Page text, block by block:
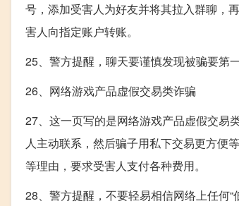
号，添加受害人为好友并将其拉入群聊，
害人向指定账户转账。
25、警方提醒，聊天要谨慎发现被骗要第一
26、网络游戏产品虚假交易类诈骗
27、这一页写的是网络游戏产品虚假交易
人主动联系，然后骗子用私下交易更方便
等理由，要求受害人支付各种费用。
28、警方提醒，不要轻易相信网络上任何“